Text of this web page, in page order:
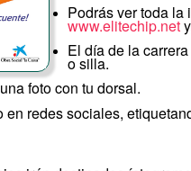
Podrás ver toda la
www.elitechip.net
El día de la
o silla.
foto con tu dorsal.
en redes sociales,